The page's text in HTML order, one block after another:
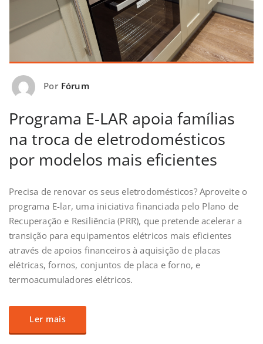
Por Fórum
Programa E-LAR apoia famílias
na troca de eletrodomésticos
por modelos mais eficientes
Precisa de renovar os seus eletrodomésticos? Aproveite o
programa E-lar, uma iniciativa financiada pelo Plano de
Recuperação e Resiliência (PRR), que pretende acelerar a
transição para equipamentos elétricos mais eficientes
através de apoios financeiros à aquisição de placas
elétricas, fornos, conjuntos de placa e forno, e
termoacumuladores elétricos.
Ler mais